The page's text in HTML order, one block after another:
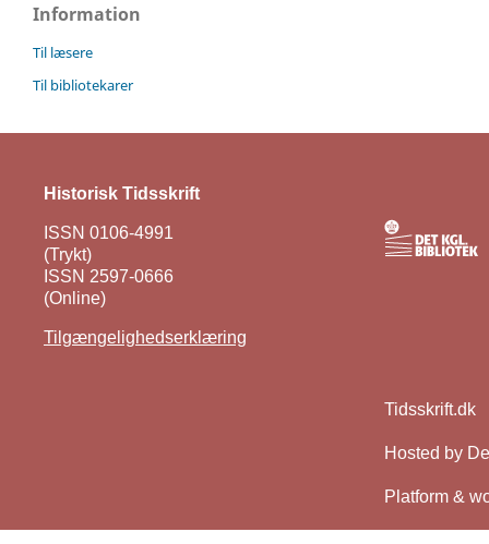
Information
Til læsere
Til bibliotekarer
Historisk Tidsskrift
ISSN 0106-4991
(Trykt)
ISSN 2597-0666
(Online)
Tilgængelighedserklæring